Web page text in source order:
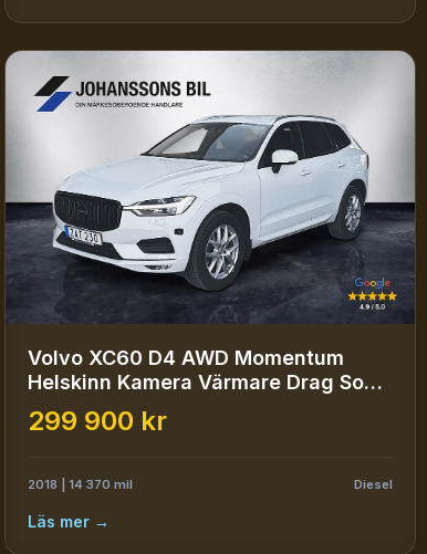
Volvo XC60 D4 AWD Momentum
Helskinn Kamera Värmare Drag SoV-
däck
299 900 kr
2018 | 14 370 mil Diesel
Läs mer →